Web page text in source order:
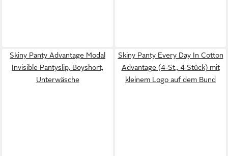
Skiny Panty Advantage Modal
Invisible Pantyslip, Boyshort,
Unterwäsche
Skiny Panty Every Day In Cotton
Advantage (4-St., 4 Stück) mit
kleinem Logo auf dem Bund